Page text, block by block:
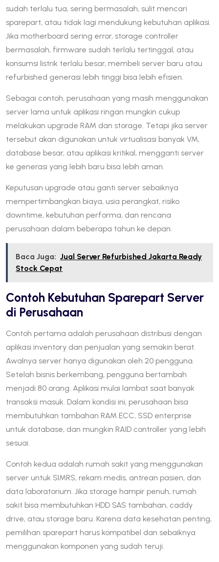
sudah terlalu tua, sering bermasalah, sulit mencari
sparepart, atau tidak lagi mendukung kebutuhan aplikasi.
Jika motherboard sering error, storage controller
bermasalah, firmware sudah terlalu tertinggal, atau
konsumsi listrik terlalu besar, membeli server baru atau
refurbished generasi lebih tinggi bisa lebih efisien.
Sebagai contoh, perusahaan yang masih menggunakan
server lama untuk aplikasi ringan mungkin cukup
melakukan upgrade RAM dan storage. Tetapi jika server
tersebut akan digunakan untuk virtualisasi banyak VM,
database besar, atau aplikasi kritikal, mengganti server
ke generasi yang lebih baru bisa lebih aman.
Keputusan upgrade atau ganti server sebaiknya
mempertimbangkan biaya, usia perangkat, risiko
downtime, kebutuhan performa, dan rencana
perusahaan dalam beberapa tahun ke depan.
Baca Juga: Jual Server Refurbished Jakarta Ready
Stock Cepat
Contoh Kebutuhan Sparepart Server
di Perusahaan
Contoh pertama adalah perusahaan distribusi dengan
aplikasi inventory dan penjualan yang semakin berat.
Awalnya server hanya digunakan oleh 20 pengguna.
Setelah bisnis berkembang, pengguna bertambah
menjadi 80 orang. Aplikasi mulai lambat saat banyak
transaksi masuk. Dalam kondisi ini, perusahaan bisa
membutuhkan tambahan RAM ECC, SSD enterprise
untuk database, dan mungkin RAID controller yang lebih
sesuai.
Contoh kedua adalah rumah sakit yang menggunakan
server untuk SIMRS, rekam medis, antrean pasien, dan
data laboratorium. Jika storage hampir penuh, rumah
sakit bisa membutuhkan HDD SAS tambahan, caddy
drive, atau storage baru. Karena data kesehatan penting,
pemilihan sparepart harus kompatibel dan sebaiknya
menggunakan komponen yang sudah teruji.